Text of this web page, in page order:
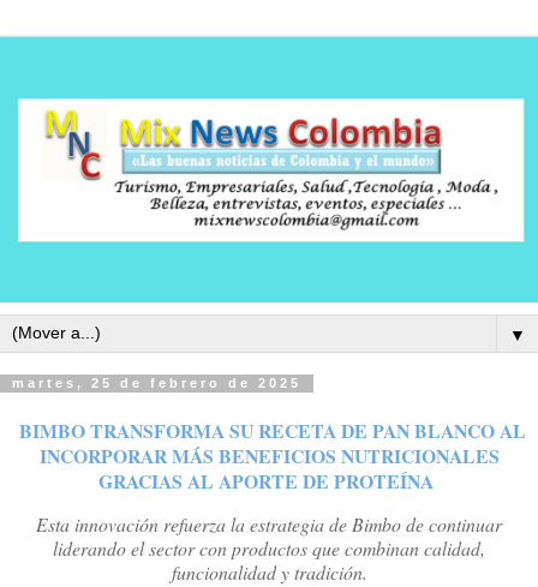
▼
martes, 25 de febrero de 2025
BIMBO TRANSFORMA SU RECETA DE PAN BLANCO AL
INCORPORAR MÁS BENEFICIOS NUTRICIONALES
GRACIAS AL APORTE DE PROTEÍNA
Esta innovación refuerza la estrategia de Bimbo de continuar
liderando el sector con productos que combinan calidad,
funcionalidad y tradición.